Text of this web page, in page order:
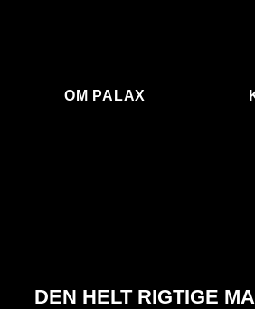
OM PALAX
DEN HELT RIGTIGE